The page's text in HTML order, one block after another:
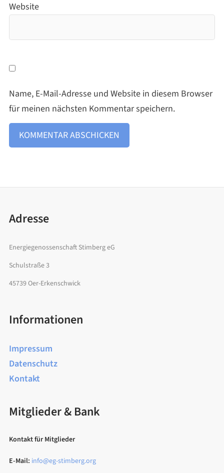
Website
Name, E-Mail-Adresse und Website in diesem Browser
für meinen nächsten Kommentar speichern.
Adresse
Energiegenossenschaft Stimberg eG
Schulstraße 3
45739 Oer-Erkenschwick
Informationen
Impressum
Datenschutz
Kontakt
Mitglieder & Bank
Kontakt für Mitglieder
E-Mail: info@eg-stimberg.org